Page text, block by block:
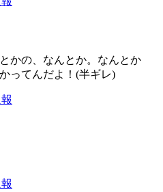
かの、なんとか。なんとか
ってんだよ！(半ギレ)